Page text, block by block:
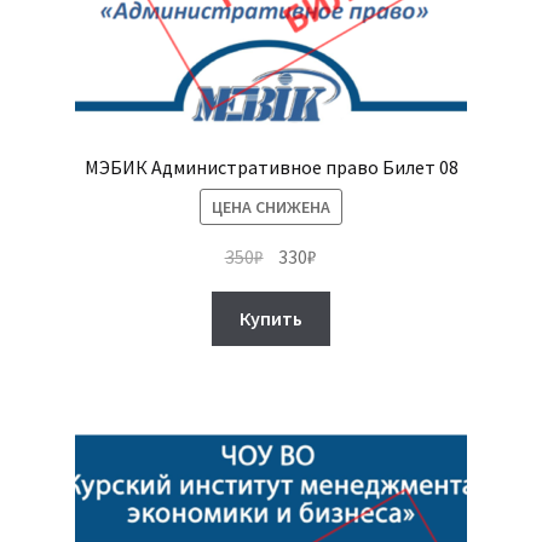
МЭБИК Административное право Билет 08
ЦЕНА СНИЖЕНА
350₽ Первоначальная
цена
составляла
350₽.
330₽
цена:
Купить